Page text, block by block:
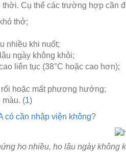
thời. Cụ thể các trường hợp cần
thở;
nhiều khi nuốt;
ngày không khỏi;
liên tục (38°C hoặc cao hơn);
rối hoặc mất phương hướng;
màu. (1)
có cần nhập viện không?
ho nhiều, ho lâu ngày không